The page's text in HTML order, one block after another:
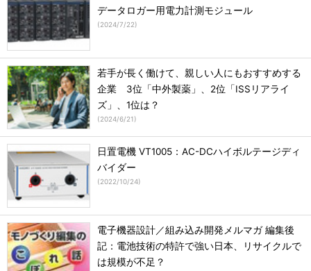
データロガー用電力計測モジュール
(2024/7/22)
若手が長く働けて、親しい人にもおすすめする
企業 3位「中外製薬」、2位「ISSリアライ
ズ」、1位は？
(2024/6/21)
日置電機 VT1005：AC-DCハイボルテージディ
バイダー
(2022/10/24)
電子機器設計／組み込み開発メルマガ 編集後
記：電池技術の特許で強い日本、リサイクルで
は規模が不足？